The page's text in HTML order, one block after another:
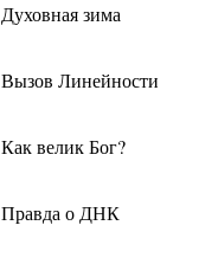
Духовная зима
Вызов Линейности
Как велик Бог?
Правда о ДНК